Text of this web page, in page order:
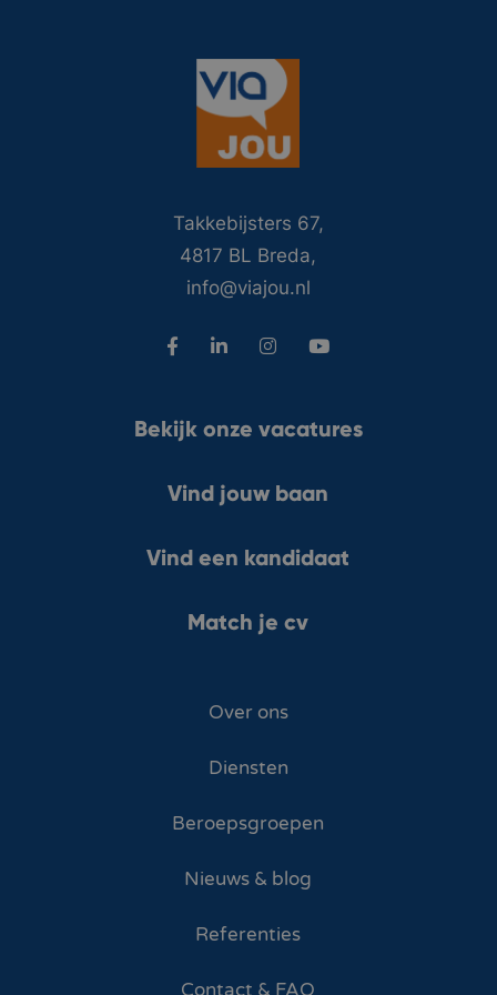
Takkebijsters 67,
4817 BL Breda,
info@viajou.nl
Bekijk onze vacatures
Vind jouw baan
Vind een kandidaat
Match je cv
Over ons
Diensten
Beroepsgroepen
Nieuws & blog
Referenties
Contact & FAQ